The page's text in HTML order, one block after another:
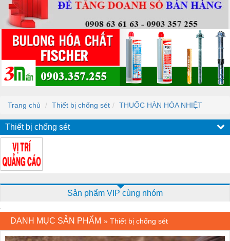
Trang chủ Thiết bị chống sét THUỐC HÀN HÓA NHIỆT
Thiết bị chống sét
Sản phẩm VIP cùng nhóm
DANH MỤC SẢN PHẨM » Thiết bị chống sét